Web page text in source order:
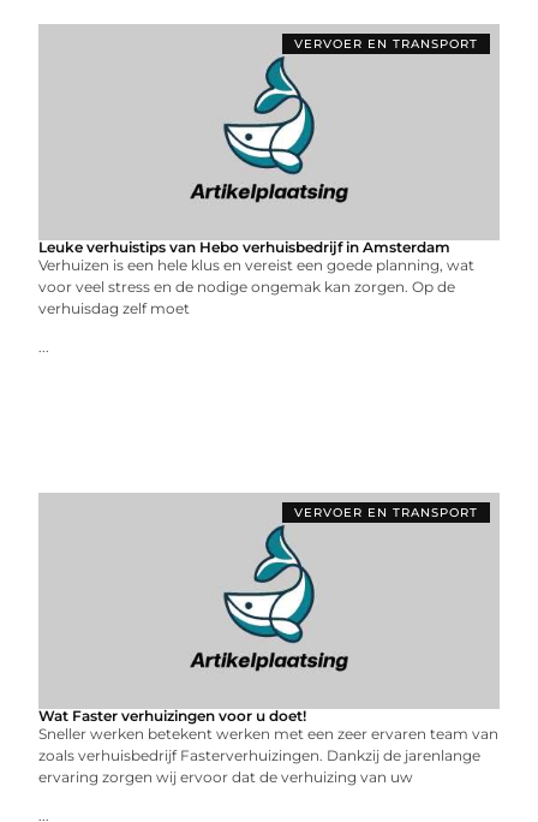
VERVOER EN TRANSPORT
Leuke verhuistips van Hebo verhuisbedrijf in Amsterdam
Verhuizen is een hele klus en vereist een goede planning, wat
voor veel stress en de nodige ongemak kan zorgen. Op de
verhuisdag zelf moet
...
VERVOER EN TRANSPORT
Wat Faster verhuizingen voor u doet!
Sneller werken betekent werken met een zeer ervaren team van
zoals verhuisbedrijf Fasterverhuizingen. Dankzij de jarenlange
ervaring zorgen wij ervoor dat de verhuizing van uw
...